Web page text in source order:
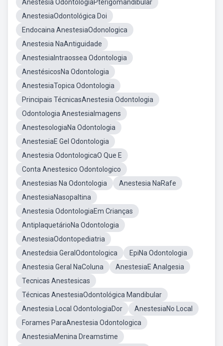
Anestesia OdontologiaPterigomandibular
AnestesiaOdontológica Doi
Endocaina AnestesiaOdonologica
Anestesia NaAntiguidade
AnestesiaIntraossea Odontologia
AnestésicosNa Odontologia
AnestesiaTopica Odontologia
Principais TécnicasAnestesia Odontologia
Odontologia AnestesiaImagens
AnestesologiaNa Odontologia
AnestesiaE Gel Odontologia
Anestesia OdontologicaO Que E
Conta Anestesico Odontologico
Anestesias Na Odontologia
Anestesia NaRafe
AnestesiaNasopaltina
Anestesia OdontologiaEm Crianças
AntiplaquetárioNa Odontologia
AnestesiaOdontopediatria
Anestedsia GeralOdontologica
EpiNa Odontologia
Anestesia Geral NaColuna
AnestesiaE Analgesia
Tecnicas Anestesicas
Técnicas AnestesiaOdontológica Mandibular
Anestesia Local OdontologiaDor
AnestesiaNo Local
Forames ParaAnestesia Odontologica
AnestesiaMenina Dreamstime